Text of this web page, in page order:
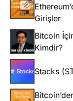
Girişler
Bitcoin
Kimdir?
Stacks